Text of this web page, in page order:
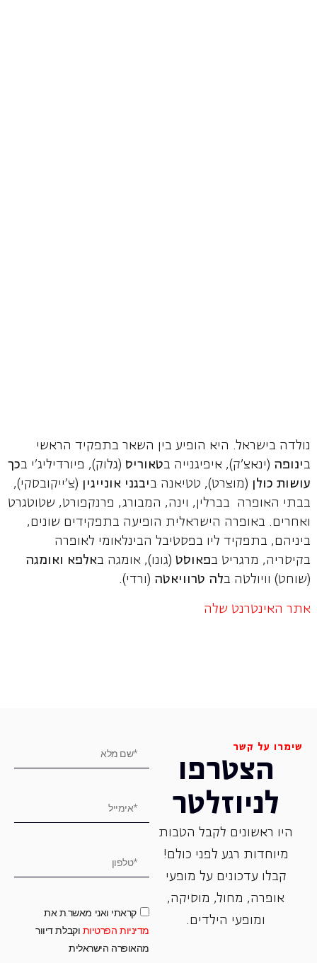
נולדה בישראל. היא הופיע בין השאר בתפקיד הראשי
בינופה (ינאצ'ק), איפיגנייה בטאוריס (גלוק), פיורדיליג'י בכך
עושות כולן (מוצרט), טטיאנה ביבגני אונייגין (צ'ייקובסקי),
בבתי האופרה בברלין, וינה, המבורג, פרנקפורט, שטוטגרט
ואחרים. באופרה הישראלית הופיעה בתפקידים שונים,
ביניהם, בתפקיד ליו בפסטיבל הבינלאומי לאופרה
בקיסריה, מרגריט בפאוסט(גונו), אומגה באלפא ואומגה
(שוחט) וויולטה בלה טרוויאטה (ורדי).
אתר האינטרנט שלה
שימרו על קשר
הצטרפו
לניוזלטר
היו ראשונים לקבל הטבות
מיוחדות רגע לפני כולם!
קבלו עדכונים על מופעי
אופרה, ‏מחול, ‏מוסיקה,
ומופעי הילדים.
קראתי ואני מאשר.ת את
מדיניות הפרטיות וקבלת דיוור
מהאופרה הישראלית